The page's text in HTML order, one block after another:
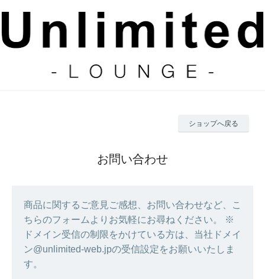
ショップへ戻る
お問い合わせ
商品に関するご意見ご感想、お問い合わせなど、こ
ちらのフォームよりお気軽にお尋ねください。 ※
ドメイン受信の制限をかけている方は、当社ドメイ
ン@unlimited-web.jpの受信設定をお願いいたしま
す。